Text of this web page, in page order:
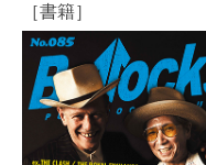
［書籍］